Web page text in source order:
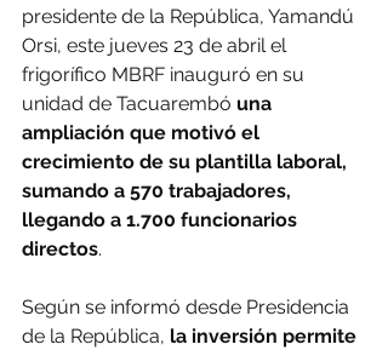
presidente de la República, Yamandú
Orsi, este jueves 23 de abril el
frigorífico MBRF inauguró en su
unidad de Tacuarembó una
ampliación que motivó el
crecimiento de su plantilla laboral,
sumando a 570 trabajadores,
llegando a 1.700 funcionarios
directos.
Según se informó desde Presidencia
de la República, la inversión permite